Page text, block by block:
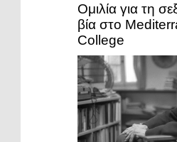
Ομιλία για τη
βία στο
College